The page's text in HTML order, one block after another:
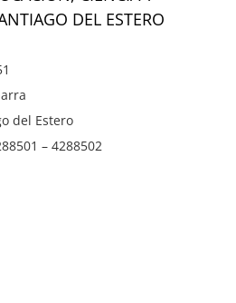
DEL ESTERO
del Estero
– 4288502